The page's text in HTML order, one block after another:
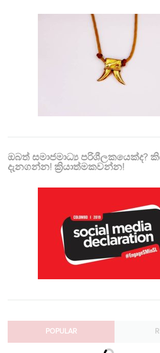
ඔබත් සමාජමාධ්‍ය පරිශීලකයෙක්ද?
දැනගන්න! ක්‍රියාත්මකවන්න!
POPULAR